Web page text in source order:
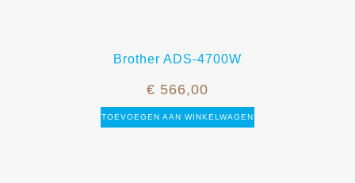
Brother ADS-4700W
€ 566,00
TOEVOEGEN AAN WINKELWAGEN